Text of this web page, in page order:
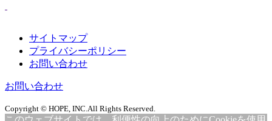
サイトマップ
プライバシーポリシー
お問い合わせ
お問い合わせ
Copyright © HOPE, INC.All Rights Reserved.